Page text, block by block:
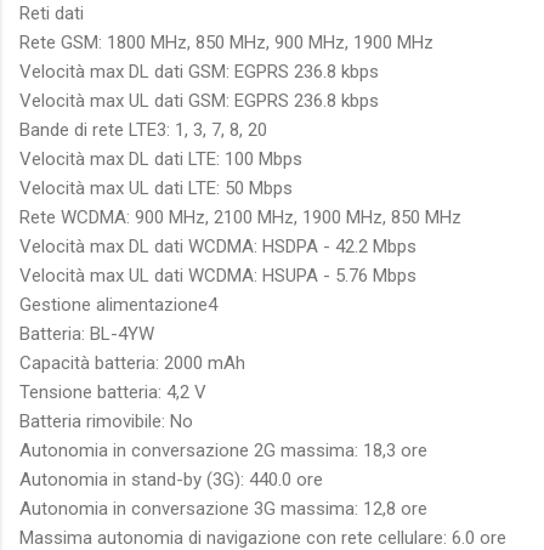
Reti dati
Rete GSM: 1800 MHz, 850 MHz, 900 MHz, 1900 MHz
Velocità max DL dati GSM: EGPRS 236.8 kbps
Velocità max UL dati GSM: EGPRS 236.8 kbps
Bande di rete LTE3: 1, 3, 7, 8, 20
Velocità max DL dati LTE: 100 Mbps
Velocità max UL dati LTE: 50 Mbps
Rete WCDMA: 900 MHz, 2100 MHz, 1900 MHz, 850 MHz
Velocità max DL dati WCDMA: HSDPA - 42.2 Mbps
Velocità max UL dati WCDMA: HSUPA - 5.76 Mbps
Gestione alimentazione4
Batteria: BL-4YW
Capacità batteria: 2000 mAh
Tensione batteria: 4,2 V
Batteria rimovibile: No
Autonomia in conversazione 2G massima: 18,3 ore
Autonomia in stand-by (3G): 440.0 ore
Autonomia in conversazione 3G massima: 12,8 ore
Massima autonomia di navigazione con rete cellulare: 6.0 ore